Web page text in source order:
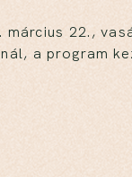
március 22.,
a program